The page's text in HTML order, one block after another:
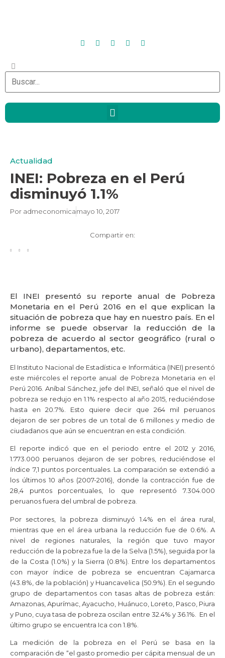
Actualidad
INEI: Pobreza en el Perú
disminuyó 1.1%
Por admeconomicamayo 10, 2017
Compartir en:
El INEI presentó su reporte anual de Pobreza
Monetaria en el Perú 2016 en el que explican la
situación de pobreza que hay en nuestro país. En el
informe se puede observar la reducción de la
pobreza de acuerdo al sector geográfico (rural o
urbano), departamentos, etc.
El Instituto Nacional de Estadística e Informática (INEI) presentó
este miércoles el reporte anual de Pobreza Monetaria en el
Perú 2016. Aníbal Sánchez, jefe del INEI, señaló que el nivel de
pobreza se redujo en 1.1% respecto al año 2015, reduciéndose
hasta en 20.7%. Esto quiere decir que 264 mil peruanos
dejaron de ser pobres de un total de 6 millones y medio de
ciudadanos que aún se encuentran en esta condición.
El reporte indicó que en el periodo entre el 2012 y 2016,
1.773.000 peruanos dejaron de ser pobres, reduciéndose el
índice 7,1 puntos porcentuales. La comparación se extendió a
los últimos 10 años (2007-2016), donde la contracción fue de
28,4 puntos porcentuales, lo que representó 7.304.000
peruanos fuera del umbral de pobreza.
Por sectores, la pobreza disminuyó 1.4% en el área rural,
mientras que en el área urbana la reducción fue de 0.6%. A
nivel de regiones naturales, la región que tuvo mayor
reducción de la pobreza fue la de la Selva (1.5%), seguida por la
de la Costa (1.0%) y la Sierra (0.8%). Entre los departamentos
con mayor índice de pobreza se encuentran Cajamarca
(43.8%, de la población) y Huancavelica (50.9%). En el segundo
grupo de departamentos con tasas altas de pobreza están:
Amazonas, Apurímac, Ayacucho, Huánuco, Loreto, Pasco, Piura
y Puno, cuya tasa de pobreza oscilan entre 32.4% y 36.1%. En el
último grupo se encuentra Ica con 1.8%.
La medición de la pobreza en el Perú se basa en la
comparación de “el gasto promedio per cápita mensual de un